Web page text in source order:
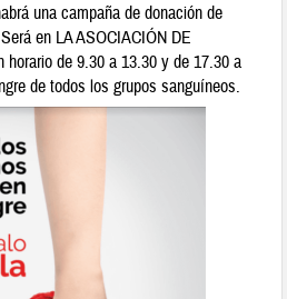
una campaña de donación de
en LA ASOCIACIÓN DE
de 9.30 a 13.30 y de 17.30 a
de todos los grupos sanguíneos.